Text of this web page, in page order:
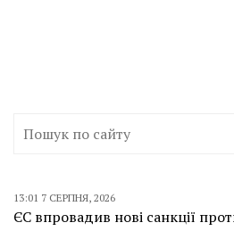
13:01 7 СЕРПНЯ, 2026
ЄС впровадив нові санкції